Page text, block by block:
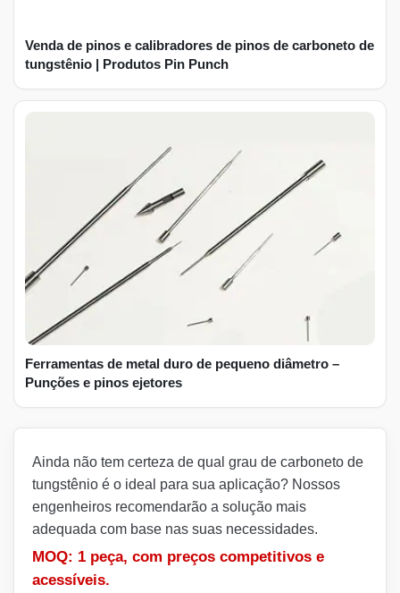
Venda de pinos e calibradores de pinos de carboneto de
tungstênio | Produtos Pin Punch
Ferramentas de metal duro de pequeno diâmetro –
Punções e pinos ejetores
Ainda não tem certeza de qual grau de carboneto de
tungstênio é o ideal para sua aplicação? Nossos
engenheiros recomendarão a solução mais
adequada com base nas suas necessidades.
MOQ: 1 peça, com preços competitivos e
acessíveis.